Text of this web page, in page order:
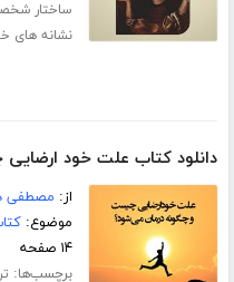
ساختار
نشانه های
دانلود کتاب علت خود
از: مصطفی
موضوع:
۱۴ صفحه
برچسب‌ها: